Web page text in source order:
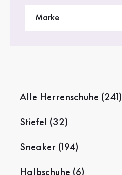
Marke
Alle Herrenschuhe (241)
Stiefel (32)
Sneaker (194)
Halbschuhe (6)